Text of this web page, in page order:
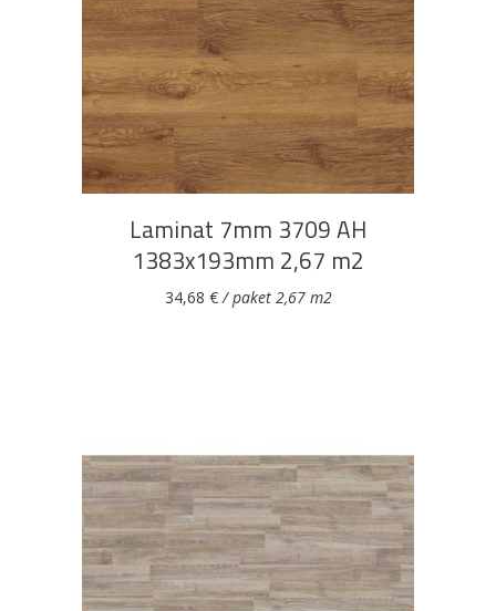
Bijela
tehnika
Metalna
galanterija
ElektromaterijalVijčana
roba
Okovi
za
namještaj
DODAJ U KOŠARICU
Laminat 7mm 3709 AH
1383x193mm 2,67 m2
34,68 €/ paket 2,67 m2